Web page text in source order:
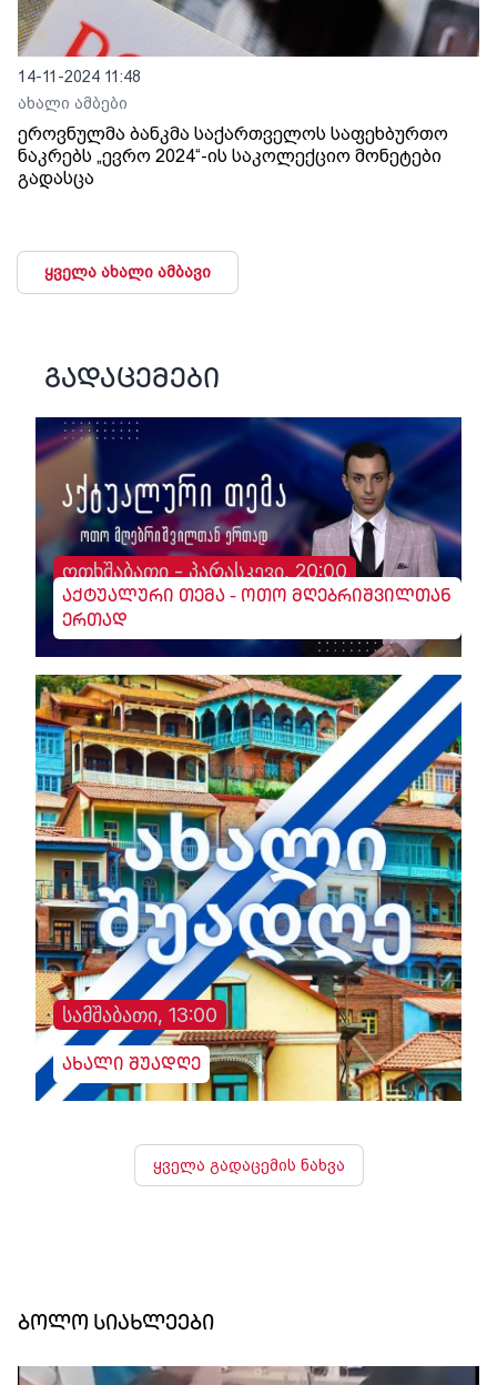
14-11-2024 11:48
ახალი ამბები
ეროვნულმა ბანკმა საქართველოს საფეხბურთო
ნაკრებს „ევრო 2024“-ის საკოლექციო მონეტები
გადასცა
ყველა ახალი ამბავი
გადაცემები
ოთხშაბათი - პარასკევი, 20:00
აქტუალური თემა - ოთო მღებრიშვილთან
ერთად
სამშაბათი, 13:00
ახალი შუადღე
ყველა გადაცემის ნახვა
ბოლო სიახლეები